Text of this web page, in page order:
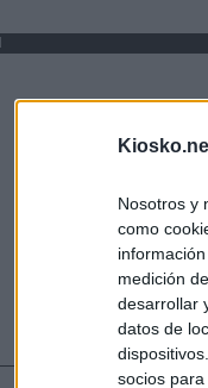
Nosotros y
como
medición
desarrollar
datos de
socios